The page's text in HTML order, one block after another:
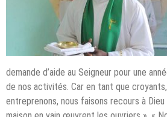
demande d’aide au Seigneur pour une
de nos activités. Car en tant que
entreprenons, nous faisons recours à